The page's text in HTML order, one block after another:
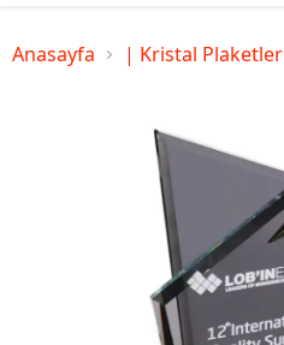
Anasayfa | Kristal Plaketler